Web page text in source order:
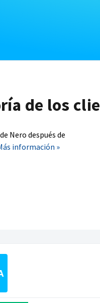
de los
Nero después de
información »